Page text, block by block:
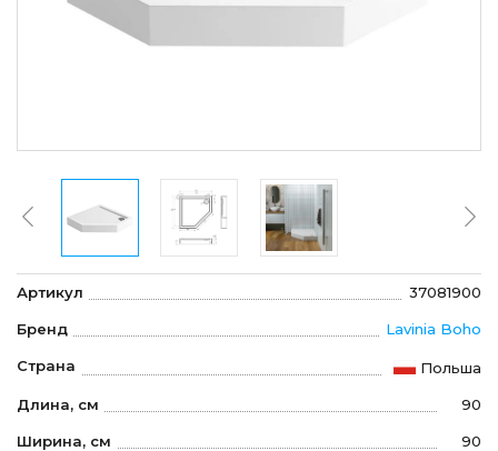
Артикул 37081900
Бренд Lavinia Boho
Страна Польша
Длина, см 90
Ширина, см 90